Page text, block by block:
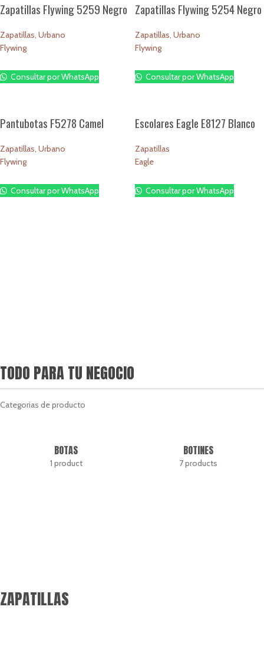
Zapatillas Flywing 5259 Negro
Zapatillas, Urbano
Flywing
Consultar por WhatsApp
Zapatillas Flywing 5254 Negro
Zapatillas, Urbano
Flywing
Consultar por WhatsApp
Pantubotas F5278 Camel
Zapatillas, Urbano
Flywing
Consultar por WhatsApp
Escolares Eagle E8127 Blanco
Zapatillas
Eagle
Consultar por WhatsApp
TODO PARA TU NEGOCIO
Categorias de producto
BOTAS
1 product
BOTINES
7 products
ZAPATILLAS